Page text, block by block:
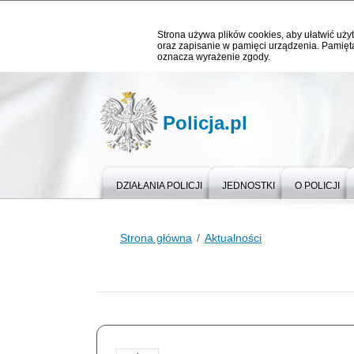
Strona używa plików cookies, aby ułatwić
oraz zapisanie w pamięci urządzenia.
oznacza wyrażenie zgody.
Policja.pl
DZIAŁANIA POLICJI JEDNOSTKI O POLICJI
Strona główna Aktualności